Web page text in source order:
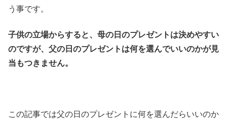
う事です。
子供の立場からすると、母の日のプレゼントは決めやすい
のですが、父の日のプレゼントは何を選んでいいのかが見
当もつきません。
この記事では父の日のプレゼントに何を選んだらいいのか